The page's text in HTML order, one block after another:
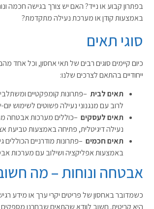
בפתרון קבוע או נייד? האם יש צורך בגישה חכמה
באמצעות קודן או מערכת נעילה מתקדמת?
סוגי תאים
כיום קיימים סוגים רבים של תאי אחסון, וכל אחד
ייחודיים בהתאם לצרכים שלנו:
תאים לבית –פתרונות קומפקטיים
לרוב עם מנגנוני נעילה פשוטים לשימוש יום-
תאים לעסקים –כוללים מערכות אבטחה
נעילה דיגיטלית, פתיחה באמצעות טביעת
תאים חכמים –פתרונות מודרניים
באמצעות אפליקציה ושילוב עם מערכות
אבטחה ונוחות – מה
כשמדובר באחסון של פריטים יקרי ערך או מידע